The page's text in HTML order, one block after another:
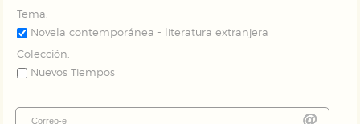
Tema:
Novela contemporánea - literatura extranjera
Colección:
Nuevos Tiempos